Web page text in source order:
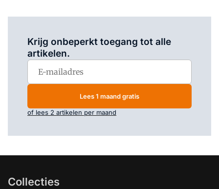
Krijg onbeperkt toegang tot alle
artikelen.
Lees 1 maand gratis
of lees 2 artikelen per maand
Collecties